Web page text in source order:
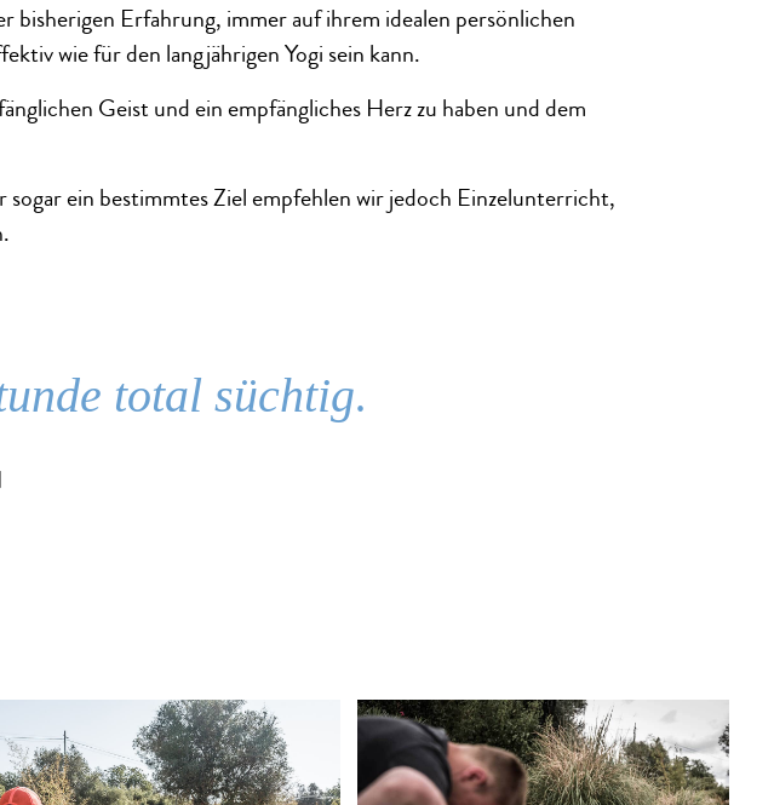
bisherigen Erfahrung, immer auf ihrem idealen persönlichen
wie für den langjährigen Yogi sein kann.
Geist und ein empfängliches Herz zu haben und dem
ein bestimmtes Ziel empfehlen wir jedoch Einzelunterricht,
total süchtig.